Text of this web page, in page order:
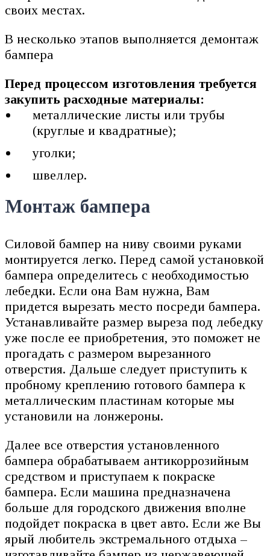
своих местах.
В несколько этапов выполняется демонтаж
бампера
Перед процессом изготовления требуется
закупить расходные материалы:
металлические листы или трубы
(круглые и квадратные);
уголки;
швеллер.
Монтаж бампера
Силовой бампер на ниву своими руками
монтируется легко. Перед самой установкой
бампера определитесь с необходимостью
лебедки. Если она Вам нужна, Вам
придется вырезать место посреди бампера.
Устанавливайте размер выреза под лебедку
уже после ее приобретения, это поможет не
прогадать с размером вырезанного
отверстия. Дальше следует приступить к
пробному креплению готового бампера к
металлическим пластинам которые мы
установили на лонжероны.
Далее все отверстия установленного
бампера обрабатываем антикоррозийным
средством и приступаем к покраске
бампера. Если машина предназначена
больше для городского движения вполне
подойдет покраска в цвет авто. Если же Вы
ярый любитель экстремального отдыха –